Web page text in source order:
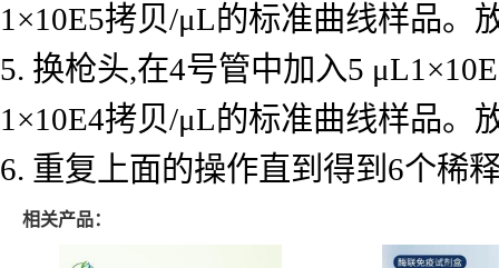
1×10E5拷贝/μL的标准曲线样品。
5. 换枪头,在4号管中加入5
1×10E4拷贝/μL的标准曲线样品。
6. 重复上面的操作直到得到6个稀
相关产品：